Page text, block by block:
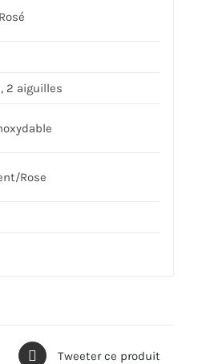
2 aiguilles
Rose
Tweeter ce produit